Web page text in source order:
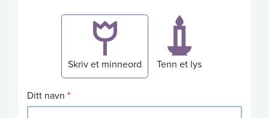
Skriv et minneord Tenn et lys
Ditt navn